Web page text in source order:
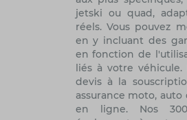
jetski ou quad,
réels. Vous pouvez
en y incluant des
en fonction de
liés à votre
devis à la
assurance moto,
en ligne. Nos